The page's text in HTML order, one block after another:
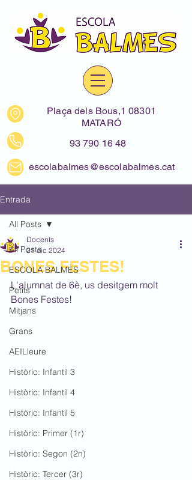
Plaça dels Bous,1 08301
MATARÓ
93 790 16 48
escolabalmes@escolabalmes.cat
Entrada
All Posts
ESCOLA BALMES
Petits
Mitjans
Grans
AEILleure
Històric: Infantil 3
Històric: Infantil 4
Històric: Infantil 5
Històric: Primer (1r)
Històric: Segon (2n)
Històric: Tercer (3r)
All Posts
BONES FESTES!
Docents
21 dic 2024
L'alumnat de 6è, us desitgem molt
Bones Festes!